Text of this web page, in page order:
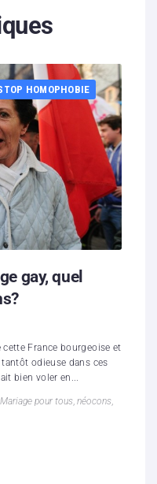
HOMOPHOBIE
gay, quel
cette France bourgeoise et
odieuse dans ces
bien voler en...
Mariage pour tous, néocons,